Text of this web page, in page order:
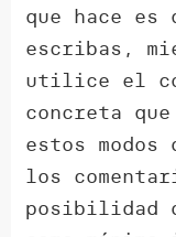
que hace
escribas,
utilice el
concreta
estos
los
posibilidad